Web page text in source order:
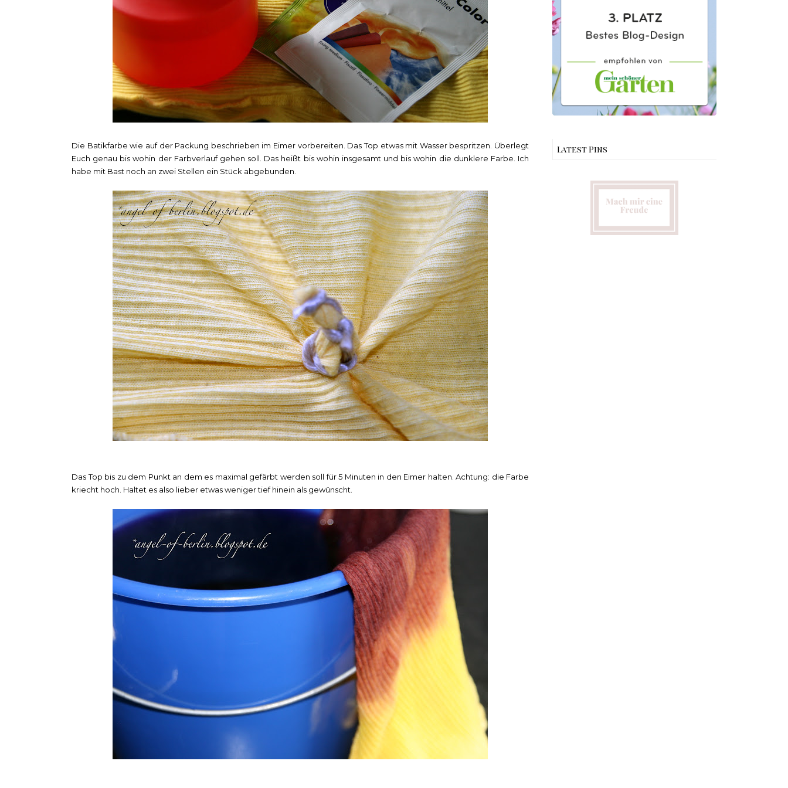
Die Batikfarbe wie auf der Packung beschrieben im Eimer vorbereiten. Das Top etwas mit Wasser bespritzen. Überlegt
Euch genau bis wohin der Farbverlauf gehen soll. Das heißt bis wohin insgesamt und bis wohin die dunklere Farbe. Ich
habe mit Bast noch an zwei Stellen ein Stück abgebunden.
Das Top bis zu dem Punkt an dem es maximal gefärbt werden soll für 5 Minuten in den Eimer halten. Achtung: die Farbe
kriecht hoch. Haltet es also lieber etwas weniger tief hinein als gewünscht.
Latest Pins